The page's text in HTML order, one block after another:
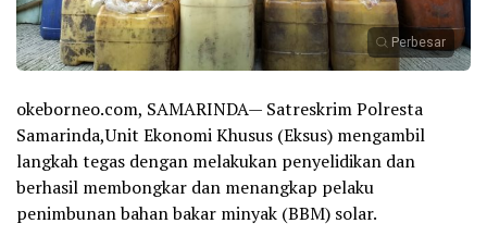
Perbesar
okeborneo.com, SAMARINDA— Satreskrim Polresta
Samarinda,Unit Ekonomi Khusus (Eksus) mengambil
langkah tegas dengan melakukan penyelidikan dan
berhasil membongkar dan menangkap pelaku
penimbunan bahan bakar minyak (BBM) solar.